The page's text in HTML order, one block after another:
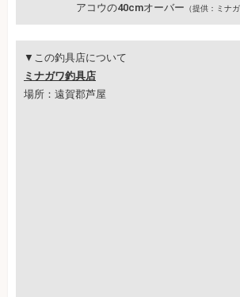
アコウの40cmオーバー （提供：ミナ
▼この釣具店について
ミナガワ釣具店
場所：遠賀郡芦屋